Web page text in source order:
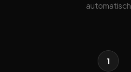
automatisch
1